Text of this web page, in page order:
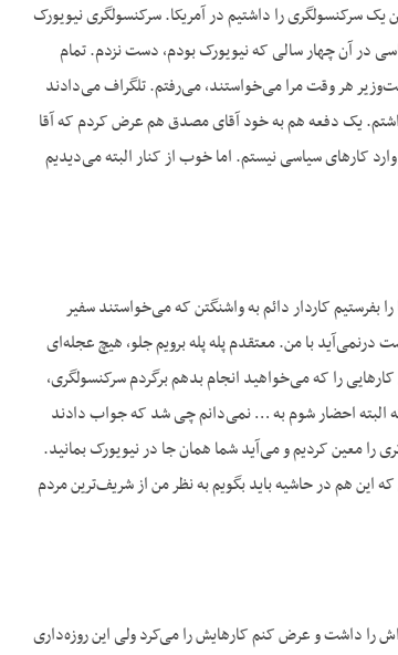
سرکنسولگری را داشتیم در آمریکا. سرکنسولگری نیویورک
در آن چهار سالی که نیویورک بودم، دست نزدم. تمام
هر وقت مرا می‌خواستند، می‌رفتم. تلگراف می‌دادند
یک دفعه هم به خود آقای مصدق هم عرض کردم که آقا
کارهای سیاسی نیستم. اما خوب از کنار البته می‌دیدیم
کاردار دائم به واشنگتن که می‌خواستند سفیر
با من. معتقدم پله پله برویم جلو، هیچ عجله‌ای
را که می‌خواهید انجام بدهم برگردم سرکنسولگری،
که البته احضار شوم به … نمی‌دانم چی شد که جواب دادند
را معین کردیم و می‌آید شما همان جا در نیویورک بمانید.
این هم در حاشیه باید بگویم به نظر من از شریف‌ترین مردم
را داشت و عرض کنم کارهایش را می‌کرد ولی این روزه‌داری